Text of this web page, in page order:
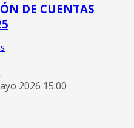
DE CUENTAS
2026 15:00